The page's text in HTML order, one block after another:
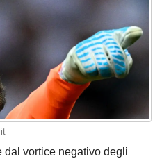
dal vortice negativo degli